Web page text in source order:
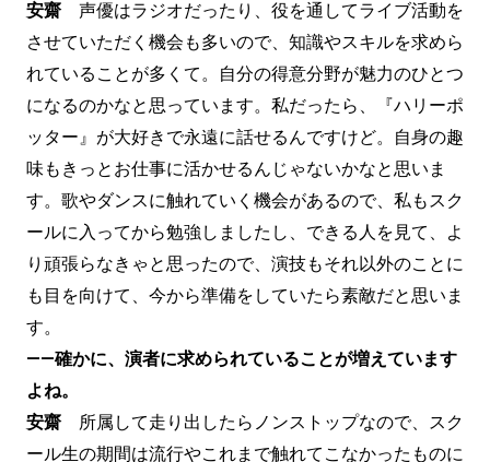
安齋 声優はラジオだったり、役を通してライブ活動を
させていただく機会も多いので、知識やスキルを求めら
れていることが多くて。自分の得意分野が魅力のひとつ
になるのかなと思っています。私だったら、『ハリーポ
ッター』が大好きで永遠に話せるんですけど。自身の趣
味もきっとお仕事に活かせるんじゃないかなと思いま
す。歌やダンスに触れていく機会があるので、私もスク
ールに入ってから勉強しましたし、できる人を見て、よ
り頑張らなきゃと思ったので、演技もそれ以外のことに
も目を向けて、今から準備をしていたら素敵だと思いま
す。
——確かに、演者に求められていることが増えています
よね。
安齋 所属して走り出したらノンストップなので、スク
ール生の期間は流行やこれまで触れてこなかったものに